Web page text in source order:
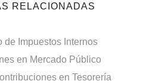
RELACIONADAS
de Impuestos Internos
en Mercado Público
en Tesorería